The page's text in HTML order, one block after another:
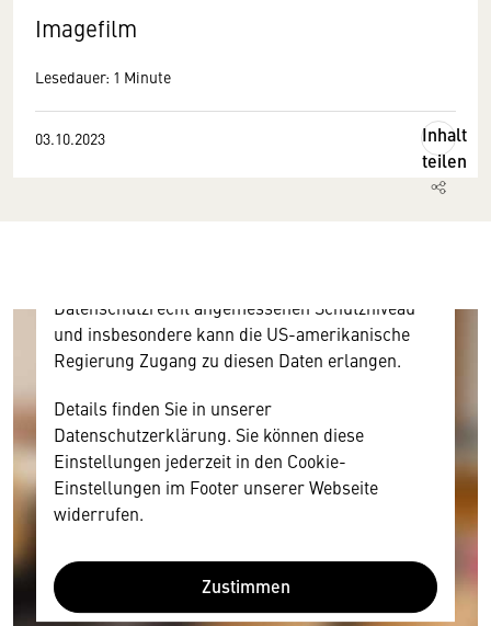
Imagefilm
Lesedauer: 1 Minute
03.10.2023
Inhalt
teilen
Wir benötigen Ihre Zustimmung
Inhalt anzeigen. Dafür benötigen wir allerdings
Datenschutzrecht angemessenen Schutzniveau
und insbesondere kann die US-amerikanische
Regierung Zugang zu diesen Daten erlangen.
Details finden Sie in unserer
Datenschutzerklärung. Sie können diese
Einstellungen jederzeit in den Cookie-
Einstellungen im Footer unserer Webseite
widerrufen.
Zustimmen